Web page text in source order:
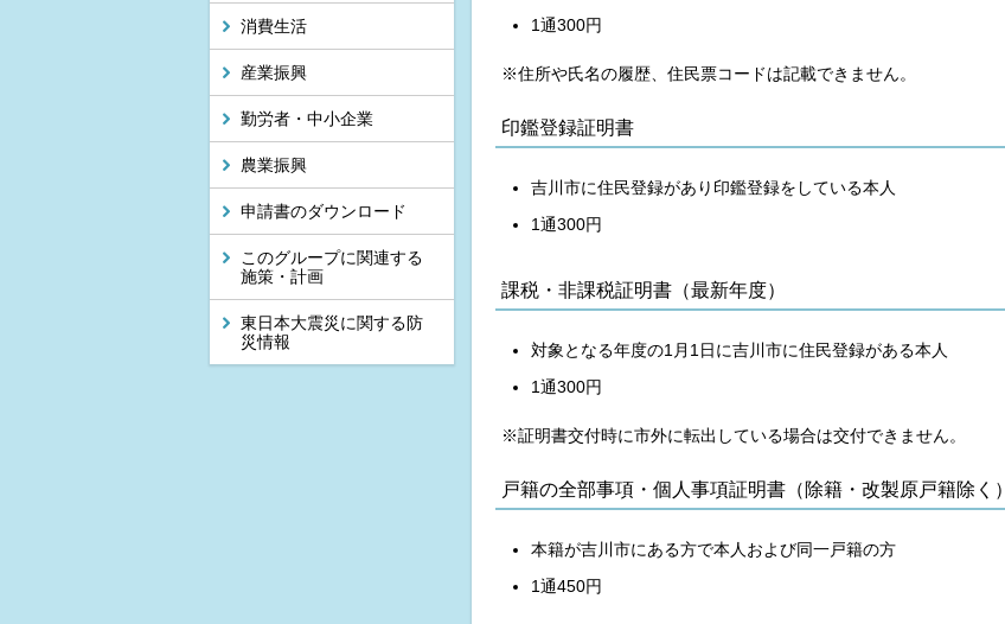
消費生活
産業振興
勤労者・中小企業
農業振興
申請書のダウンロード
このグループに関連する
施策・計画
東日本大震災に関する防
災情報
1通300円
※住所や氏名の履歴、住民票コードは記載できません。
印鑑登録証明書
吉川市に住民登録があり印鑑登録をしている本人
1通300円
課税・非課税証明書（最新年度）
対象となる年度の1月1日に吉川市に住民登録がある本人
1通300円
※証明書交付時に市外に転出している場合は交付できません。
戸籍の全部事項・個人事項証明書（除籍・改製原戸籍除く）
本籍が吉川市にある方で本人および同一戸籍の方
1通450円